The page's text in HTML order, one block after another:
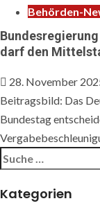
Behörden-
darf den
28. November
Beitragsbild: Das
Bundestag
Suche
Kategorien